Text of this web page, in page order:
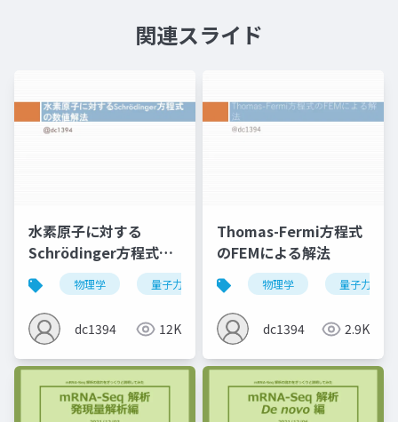
関連スライド
水素原子に対する
Schrödinger方程式の
数値解法物理学 量子力学 化学 量子化学
dc1394 12K
Thomas-Fermi方程式
のFEMによる解法
物理学 量子力学
dc1394 2.9K